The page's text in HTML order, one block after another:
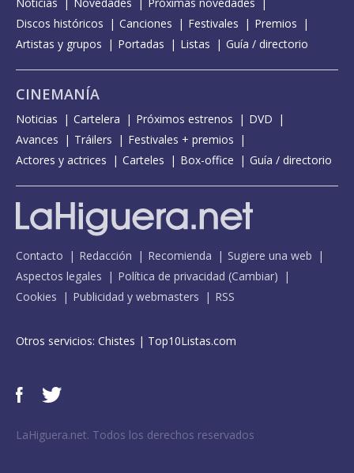
Discos históricos
Canciones Festivales
Premios
Artistas y grupos
Portadas Listas Guía / directorio
CINEMANÍA
Noticias Cartelera Próximos estrenos
DVD
Avances
Tráilers
Festivales + premios
Actores y actrices
Carteles Box-office Guía / directorio
Contacto Redacción Recomienda
Sugiere una web
Aspectos legales
Política de privacidad (Cambiar)
Cookies
Publicidad y webmasters RSS
Otros servicios: Chistes | Top10Listas.com
LaHiguera.net. Todos los derechos reservados